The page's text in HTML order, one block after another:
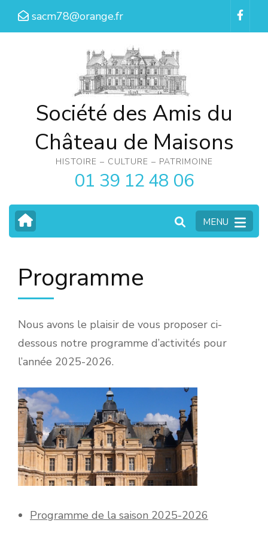
Aller
sacm78@orange.fr
Société des Amis du
Château de Maisons
HISTOIRE – CULTURE – PATRIMOINE
01 39 12 48 06
MENU
Programme
Nous avons le plaisir de vous proposer ci-
dessous notre programme d’activités pour
l’année 2025-2026.
Programme de la saison 2025-2026